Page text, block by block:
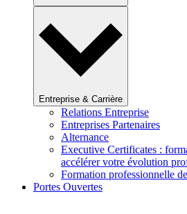
Entreprise & Carrière
Relations Entreprise
Entreprises Partenaires
Alternance
Executive Certificates :
accélérer votre évolution
Formation professionnelle
Portes Ouvertes